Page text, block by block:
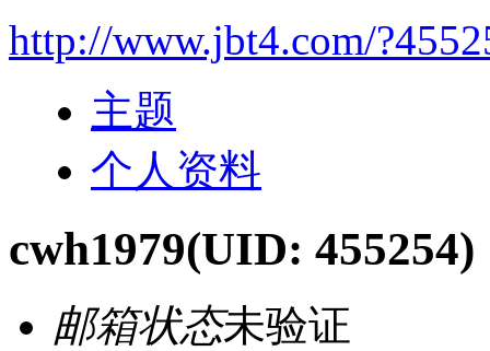
http://www.jbt4.com/
主题
个人资料
cwh1979(UID: 455254)
邮箱状态未验证